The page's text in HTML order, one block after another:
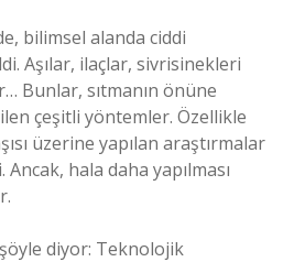
bilimsel alanda ciddi
Aşılar, ilaçlar, sivrisinekleri
Bunlar, sıtmanın önüne
çeşitli yöntemler. Özellikle
üzerine yapılan araştırmalar
hala daha yapılması
diyor: Teknolojik